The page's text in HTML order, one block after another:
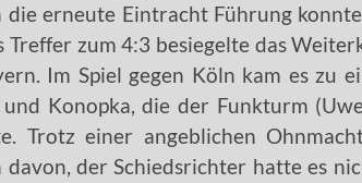
die erneute Eintracht Führung
Treffer zum 4:3 besiegelte das
Im Spiel gegen Köln kam es zu
Konopka, die der Funkturm
Trotz einer angeblichen
der Schiedsrichter hatte es